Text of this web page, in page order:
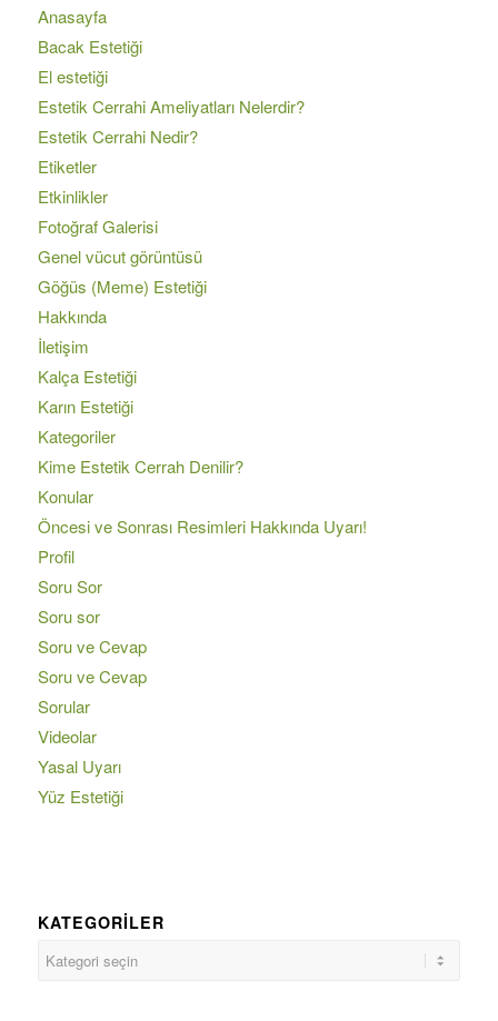
Anasayfa
Bacak Estetiği
El estetiği
Estetik Cerrahi Ameliyatları Nelerdir?
Estetik Cerrahi Nedir?
Etiketler
Etkinlikler
Fotoğraf Galerisi
Genel vücut görüntüsü
Göğüs (Meme) Estetiği
Hakkında
İletişim
Kalça Estetiği
Karın Estetiği
Kategoriler
Kime Estetik Cerrah Denilir?
Konular
Öncesi ve Sonrası Resimleri Hakkında Uyarı!
Profil
Soru Sor
Soru sor
Soru ve Cevap
Soru ve Cevap
Sorular
Videolar
Yasal Uyarı
Yüz Estetiği
KATEGORILER